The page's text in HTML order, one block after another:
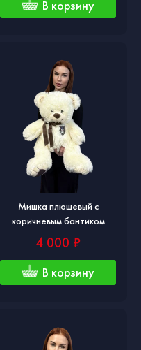
В корзину
Мишка плюшевый с
коричневым бантиком
4 000 ₽
В корзину